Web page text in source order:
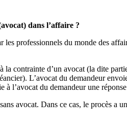
dans l’affaire ?
professionnels du monde des
contrainte d’un avocat (la dite
L’avocat du demandeur
l’avocat du demandeur une
avocat. Dans ce cas, le procès a